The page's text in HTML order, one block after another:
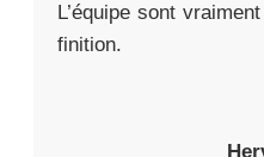
L’équipe sont
finition.